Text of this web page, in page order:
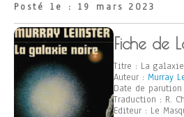
Posté le : 19 mars 2023
Fiche de
Titre : La
Auteur : Murray
Date de parution
Traduction : R.
Editeur : Le